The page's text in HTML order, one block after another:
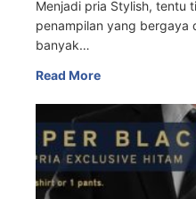
Menjadi pria Stylish, tentu
penampilan yang bergaya
banyak…
Read More